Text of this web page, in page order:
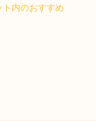
ト内のおすすめ